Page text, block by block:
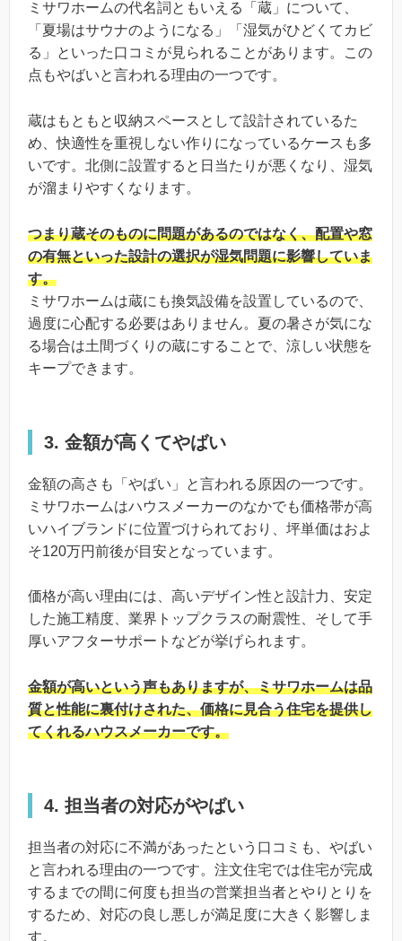
ミサワホームの代名詞ともいえる「蔵」について、
「夏場はサウナのようになる」「湿気がひどくてカビ
る」といった口コミが見られることがあります。この
点もやばいと言われる理由の一つです。
蔵はもともと収納スペースとして設計されているた
め、快適性を重視しない作りになっているケースも多
いです。北側に設置すると日当たりが悪くなり、湿気
が溜まりやすくなります。
つまり蔵そのものに問題があるのではなく、配置や窓
の有無といった設計の選択が湿気問題に影響していま
す。
ミサワホームは蔵にも換気設備を設置しているので、
過度に心配する必要はありません。夏の暑さが気にな
る場合は土間づくりの蔵にすることで、涼しい状態を
キープできます。
3. 金額が高くてやばい
金額の高さも「やばい」と言われる原因の一つです。
ミサワホームはハウスメーカーのなかでも価格帯が高
いハイブランドに位置づけられており、坪単価はおよ
そ120万円前後が目安となっています。
価格が高い理由には、高いデザイン性と設計力、安定
した施工精度、業界トップクラスの耐震性、そして手
厚いアフターサポートなどが挙げられます。
金額が高いという声もありますが、ミサワホームは品
質と性能に裏付けされた、価格に見合う住宅を提供し
てくれるハウスメーカーです。
4. 担当者の対応がやばい
担当者の対応に不満があったという口コミも、やばい
と言われる理由の一つです。注文住宅では住宅が完成
するまでの間に何度も担当の営業担当者とやりとりを
するため、対応の良し悪しが満足度に大きく影響しま
す。